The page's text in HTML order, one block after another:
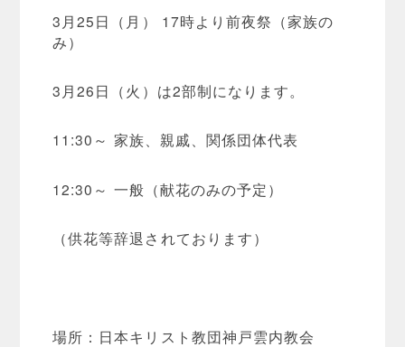
3月25日（月） 17時より前夜祭（家族の
み）
3月26日（火）は2部制になります。
11:30～ 家族、親戚、関係団体代表
12:30～ 一般（献花のみの予定）
（供花等辞退されております）
場所：日本キリスト教団神戸雲内教会